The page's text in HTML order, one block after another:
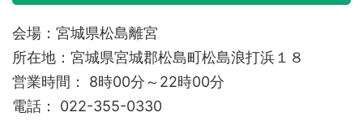
会場：宮城県松島離宮
所在地：宮城県宮城郡松島町松島浪打浜１８
営業時間： 8時00分～22時00分
電話： 022-355-0330